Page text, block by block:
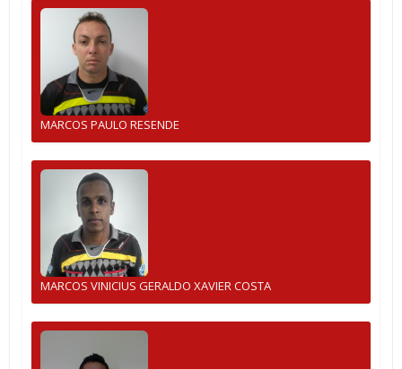
MARCOS PAULO RESENDE
MARCOS VINICIUS GERALDO XAVIER COSTA